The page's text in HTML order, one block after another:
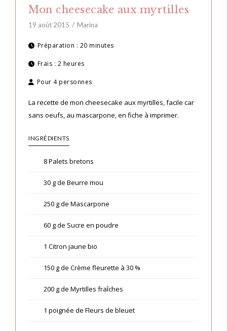
Mon cheesecake aux myrtilles
19 août 2015 Marina
Préparation : 20 minutes
Frais : 2 heures
Pour 4 personnes
La recette de mon cheesecake aux myrtilles, facile car
sans oeufs, au mascarpone, en fiche à imprimer.
INGRÉDIENTS
8 Palets bretons
30 g de Beurre mou
250 g de Mascarpone
60 g de Sucre en poudre
1 Citron jaune bio
150 g de Crème fleurette à 30 %
200 g de Myrtilles fraîches
1 poignée de Fleurs de bleuet